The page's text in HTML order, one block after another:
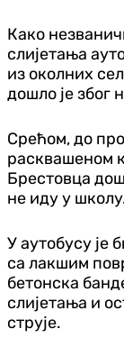
Како
слијетања
из околних
дошло је због
Срећом, до
расквашеном
Брестовца
не иду у
У аутобусу је
са лакшим
бетонска
слијетања и
струје.